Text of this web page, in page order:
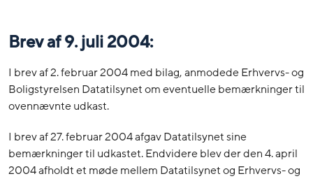
Brev af 9. juli 2004:
I brev af 2. februar 2004 med bilag, anmodede Erhvervs- og
Boligstyrelsen Datatilsynet om eventuelle bemærkninger til
ovennævnte udkast.
I brev af 27. februar 2004 afgav Datatilsynet sine
bemærkninger til udkastet. Endvidere blev der den 4. april
2004 afholdt et møde mellem Datatilsynet og Erhvervs- og